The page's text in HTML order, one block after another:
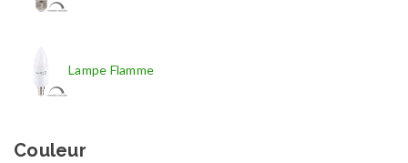
Lampe Flamme
Couleur